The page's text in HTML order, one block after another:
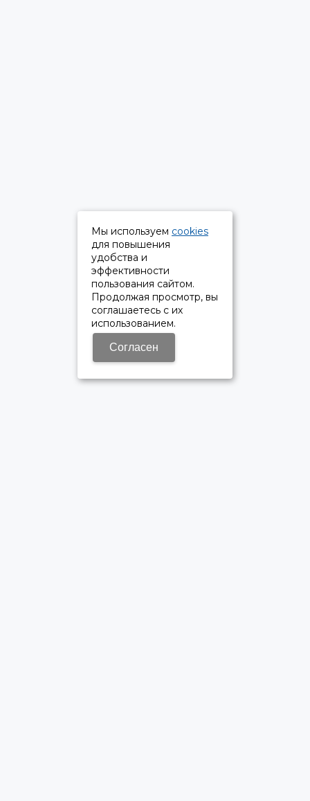
Мы используем cookies
для повышения
удобства и
эффективности
пользования сайтом.
Продолжая просмотр, вы
соглашаетесь с их
использованием.
Согласен